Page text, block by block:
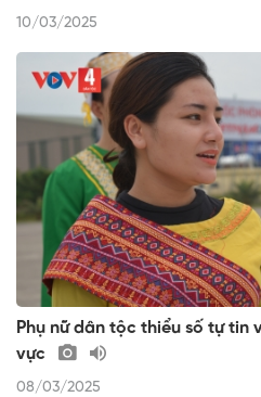
10/03/2025
Phụ nữ dân tộc thiểu số tự tin
vực
08/03/2025